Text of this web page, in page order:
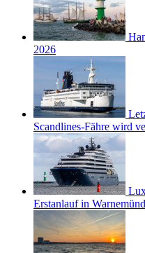
2026
Scandlines-Fähre wird
Erstanlauf in